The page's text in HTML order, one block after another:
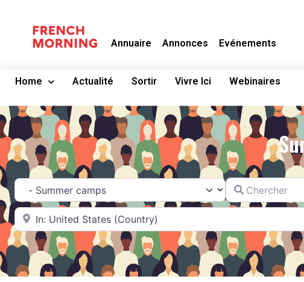
Annuaire Annonces Evénements
Home Actualité Sortir Vivre Ici Webinaires
Catégorie Chercher
A proximité de